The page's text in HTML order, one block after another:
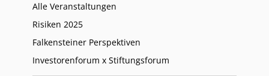
Alle Veranstaltungen
Risiken 2025
Falkensteiner Perspektiven
Investorenforum x Stiftungsforum